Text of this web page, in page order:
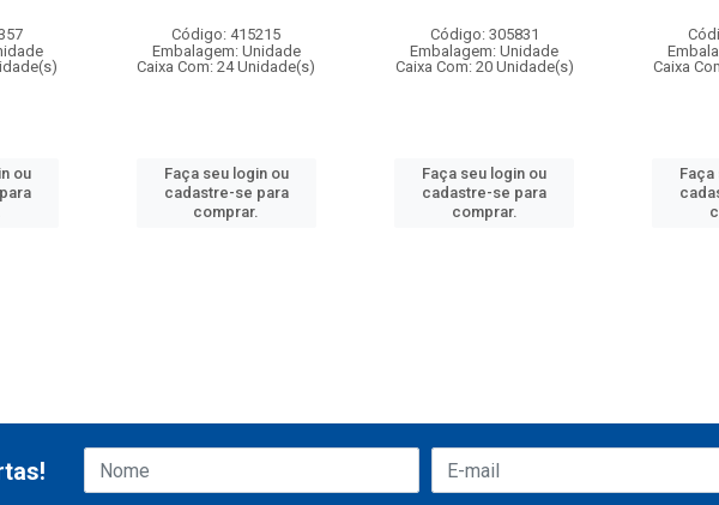
ou
Código: 415215
Embalagem: Unidade
Caixa Com: 24 Unidade(s)
Faça seu login ou
cadastre-se para
comprar.
Código: 305831
Embalagem: Unidade
Caixa Com: 20 Unidade(s)
Faça seu login ou
cadastre-se para
comprar.
Caixa
Faça